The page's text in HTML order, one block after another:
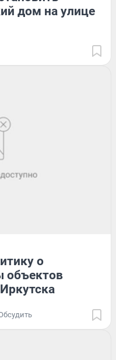
дом на улице
о
объектов